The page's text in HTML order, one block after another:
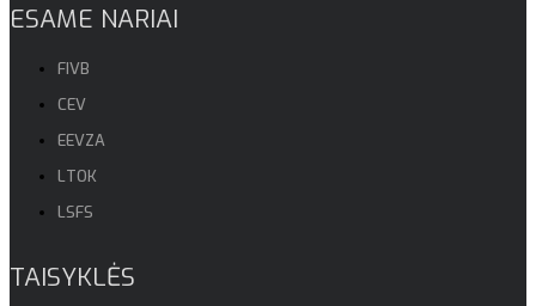
ESAME NARIAI
FIVB
CEV
EEVZA
LTOK
LSFS
TAISYKLĖS